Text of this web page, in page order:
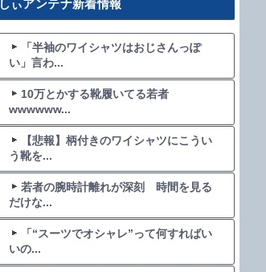
しぃアンテナ新着情報
「半袖のワイシャツはおじさんっぽ
い」言わ...
10万とかする靴履いてる若者
wwwwww...
【悲報】柄付きのワイシャツにこうい
う靴を...
若者の腕時計離れが深刻 時間を見る
だけな...
「“スーツでオシャレ”って何すればい
いの...